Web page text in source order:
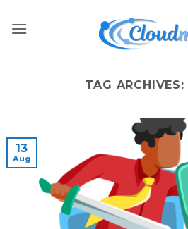
TAG ARCHIVES:
13
Aug